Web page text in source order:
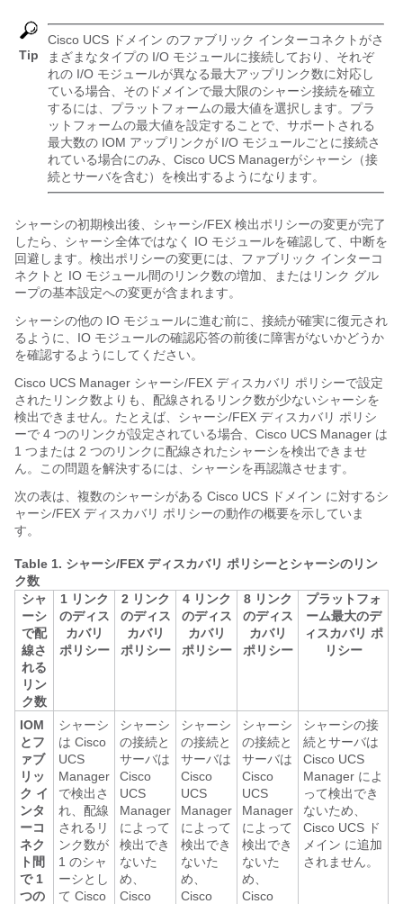
Tip
Cisco UCS ドメイン のファブリック インターコネクトがさ
まざまなタイプの I/O モジュールに接続しており、それぞ
れの I/O モジュールが異なる最大アップリンク数に対応し
ている場合、そのドメインで最大限のシャーシ接続を確立
するには、プラットフォームの最大値を選択します。プラ
ットフォームの最大値を設定することで、サポートされる
最大数の IOM アップリンクが I/O モジュールごとに接続さ
れている場合にのみ、 Cisco UCS Managerがシャーシ（接
続とサーバを含む）を検出するようになります。
シャーシの初期検出後、シャーシ/FEX 検出ポリシーの変更が完了
したら、シャーシ全体ではなく IO モジュールを確認して、中断を
回避します。検出ポリシーの変更には、ファブリック インターコ
ネクトと IO モジュール間のリンク数の増加、またはリンク グル
ープの基本設定への変更が含まれます。
シャーシの他の IO モジュールに進む前に、接続が確実に復元され
るように、IO モジュールの確認応答の前後に障害がないかどうか
を確認するようにしてください。
Cisco UCS Manager シャーシ/FEX ディスカバリ ポリシーで設定
されたリンク数よりも、配線されるリンク数が少ないシャーシを
検出できません。たとえば、シャーシ/FEX ディスカバリ ポリシ
ーで 4 つのリンクが設定されている場合、 Cisco UCS Manager は
1 つまたは 2 つのリンクに配線されたシャーシを検出できませ
ん。この問題を解決するには、シャーシを再認識させます。
次の表は、複数のシャーシがある Cisco UCS ドメイン に対するシ
ャーシ/FEX ディスカバリ ポリシーの動作の概要を示していま
す。
Table 1. シャーシ/FEX ディスカバリ ポリシーとシャーシのリン
ク数
シャ
ーシ
で配
線さ
れる
リン
ク数
1 リンク
のディス
カバリ
ポリシー
2 リンク
のディス
カバリ
ポリシー
4 リンク
のディス
カバリ
ポリシー
8 リンク
のディス
カバリ
ポリシー
プラットフォ
ーム最大のデ
ィスカバリ ポ
リシー
IOM
とフ
ァブ
リッ
ク イ
ンタ
ーコ
ネク
ト間
で 1
つの
シャーシ
は Cisco
UCS
Manager
で検出さ
れ、配線
されるリ
ンク数が
1 のシャ
ーシとし
て Cisco
シャーシ
の接続と
サーバは
Cisco
UCS
Manager
によって
検出でき
ないた
め、
Cisco
シャーシ
の接続と
サーバは
Cisco
UCS
Manager
によって
検出でき
ないた
め、
Cisco
シャーシ
の接続と
サーバは
Cisco
UCS
Manager
によって
検出でき
ないた
め、
Cisco
シャーシの接
続とサーバは
Cisco UCS
Manager によ
って検出でき
ないため、
Cisco UCS ド
メイン に追加
されません。